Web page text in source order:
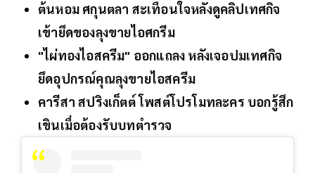
ต้นหอม ศกุนตลา สะเทือนใจหลังดูคลิปเทศกิจ
เข้ายึดของลุงขายไอศกรีม
"ไผ่ทองไอสครีม" ออกแถลง หลังเจอปมเทศกิจ
ยึดอุปกรณ์คุณลุงขายไอสครีม
คารีสา สปริงเก็ตต์ โพสต์โปรโมทละคร บอกรู้สึก
เขินเมื่อต้องรับบทตำรวจ